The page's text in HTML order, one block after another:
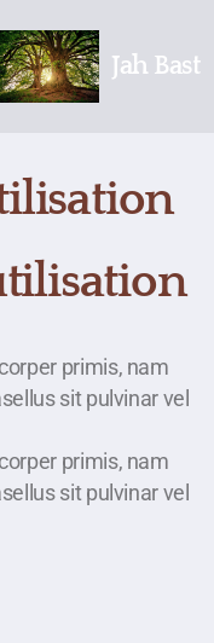
Jah Bast
primis, nam
sit pulvinar vel
primis, nam
sit pulvinar vel